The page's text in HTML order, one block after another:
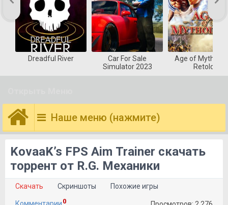
Dreadful River
Car For Sale
Simulator 2023
Age of
Retold
Наше меню (нажмите)
KovaaK’s FPS Aim Trainer скачать
торрент от R.G. Механики
Скачать Скриншоты Похожие игры
0